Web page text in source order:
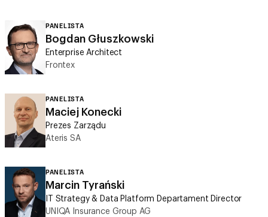
PANELISTA
Bogdan Głuszkowski
Enterprise Architect
Frontex
PANELISTA
Maciej Konecki
Prezes Zarządu
Ateris SA
PANELISTA
Marcin Tyrański
IT Strategy & Data Platform Departament Director
UNIQA Insurance Group AG